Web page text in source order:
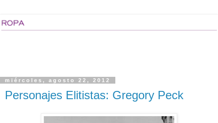
miércoles, agosto 22, 2012
Personajes Elitistas: Gregory Peck